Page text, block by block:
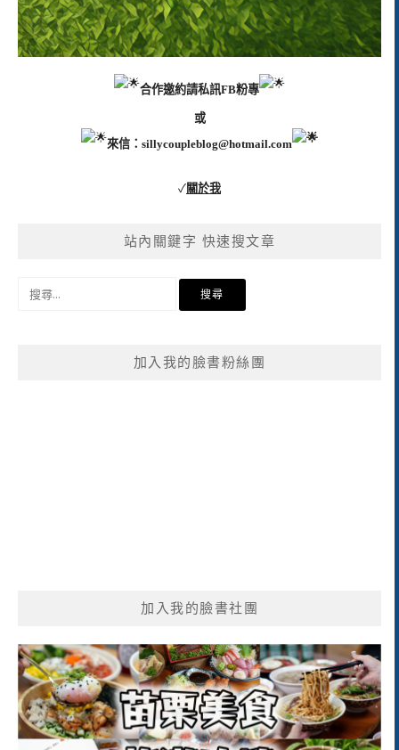
合作邀約請私訊FB粉專
或
來信： sillycoupleblog@hotmail.com
✓關於我
站內關鍵字 快速搜文章
加入我的臉書粉絲團
加入我的臉書社團